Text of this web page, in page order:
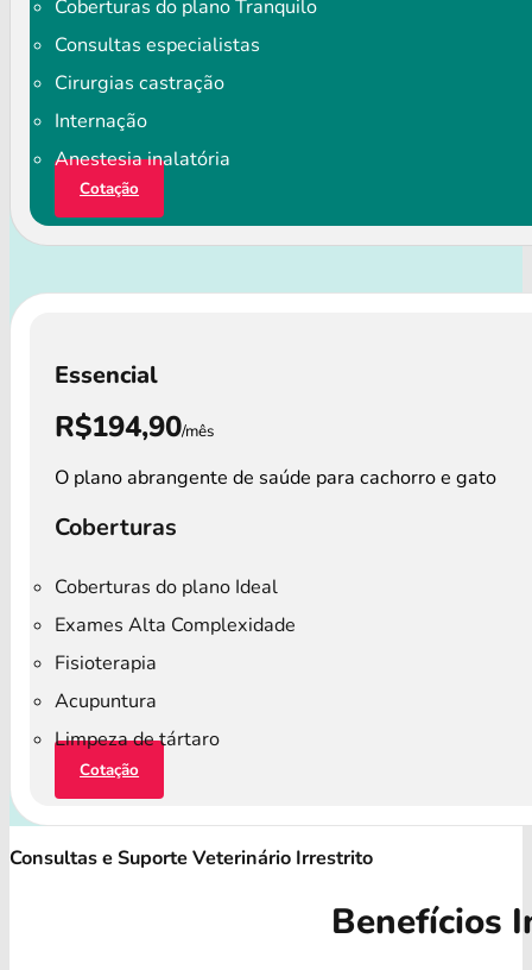
Coberturas do plano Tranquilo
Consultas especialistas
Cirurgias castração
Internação
Anestesia inalatória
Cotação
Essencial
R$194,90/mês
O plano abrangente de saúde para cachorro e gato
Coberturas
Coberturas do plano Ideal
Exames Alta Complexidade
Fisioterapia
Acupuntura
Limpeza de tártaro
Cotação
Consultas e Suporte Veterinário Irrestrito
Benefícios